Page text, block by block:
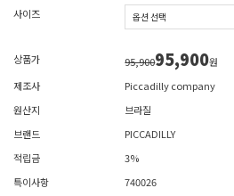
사이즈
상품가 95,90095,900원
제조사
Piccadilly company
원산지
브라질
브랜드
PICCADILLY
적립금
3%
특이사항
740026